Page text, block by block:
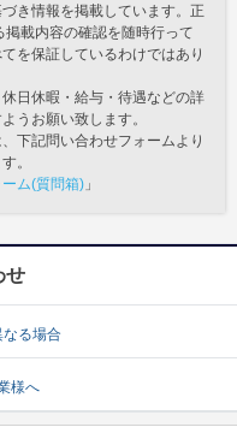
き情報を掲載しています。正
載内容の確認を随時行って
を保証しているわけではあり
日休暇・給与・待遇などの詳
うお願い致します。
下記問い合わせフォームより
。
ム(質問箱) 」
せ
なる場合
様へ